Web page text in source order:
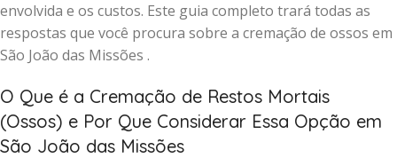
envolvida e os custos. Este guia completo trará todas as
respostas que você procura sobre a cremação de ossos em
São João das Missões .
O Que é a Cremação de Restos Mortais
(Ossos) e Por Que Considerar Essa Opção em
São João das Missões